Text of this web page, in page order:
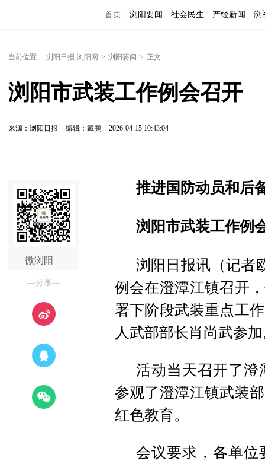
首页 浏阳要闻 社会民生 产经新闻 浏
当前位置: 浏阳日报-浏阳网 > 浏阳要闻 > 正文
浏阳市武装工作例会召开
来源：浏阳日报 编辑：戴鹏 2026-04-15 10:43:04
微浏阳
—分享—
推进国防动员和后
浏阳市武装工作例
浏阳日报讯（记者
例会在澄潭江镇召开
署下阶段武装重点工
人武部部长肖尚武参
活动当天召开了澄
参观了澄潭江镇武装
红色教育。
会议要求，各单位